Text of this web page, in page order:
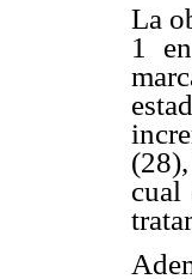
La
1
cual